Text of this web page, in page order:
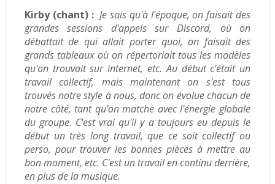
Kirby (chant) : Je sais qu'à l'époque, on faisait des
grandes sessions d'appels sur Discord, où on
débattait de qui allait porter quoi, on faisait des
grands tableaux où on répertoriait tous les modèles
qu'on trouvait sur internet, etc. Au début c'était un
travail collectif, mais maintenant on s'est tous
trouvés notre style à nous, donc on évolue chacun de
notre côté, tant qu’on matche avec l'énergie globale
du groupe. C'est vrai qu'il y a toujours eu depuis le
début un très long travail, que ce soit collectif ou
perso, pour trouver les bonnes pièces à mettre au
bon moment, etc. C'est un travail en continu derrière,
en plus de la musique.